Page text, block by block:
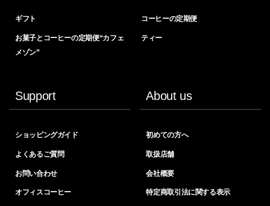
ギフト コーヒーの定期便
お菓子とコーヒーの定期便“カフェ
メゾン”
ティー
Support
ショッピングガイド
よくあるご質問
お問い合わせ
オフィスコーヒー
About us
初めての方へ
取扱店舗
会社概要
特定商取引法に関する表示